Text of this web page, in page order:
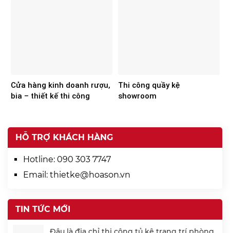
Cửa hàng kinh doanh rượu,
bia – thiết kế thi công
Thi công quầy kệ
showroom
HỖ TRỢ KHÁCH HÀNG
Hotline: 090 303 7747
Email: thietke@hoason.vn
TIN TỨC MỚI